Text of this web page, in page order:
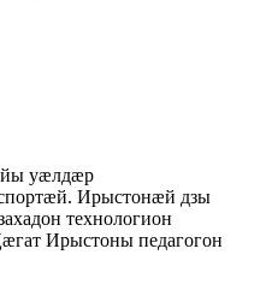
уæлдæр
Ирыстонæй дзы
технологион
Ирыстоны педагогон